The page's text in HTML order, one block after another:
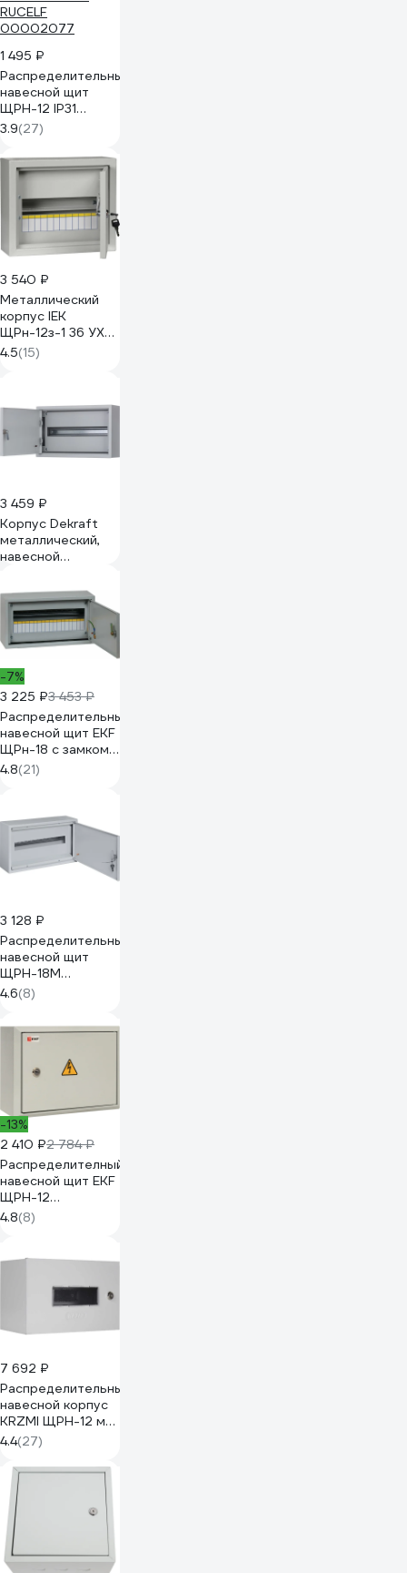
1 495 ₽
Распределительный
навесной щит
ЩРН-12 IP31
220х300х120
RUCELF
00002077
3.9(27)
3 540 ₽
Металлический
корпус IEK
ЩРн-12з-1 36 УХЛ3
IP31 ИЭК MKM14-
N-12-31-Z
4.5(15)
3 459 ₽
Корпус Dekraft
металлический,
навесной
мод. IP31 ЩРН-18М
30213DEK
-7%
3 225 ₽3 453 ₽
Распределительный
навесной щит EKF
ЩРн-18 с замком
IP31 1х18 mb21-18m
4.8(21)
3 128 ₽
Распределительный
навесной щит
ЩРН-18М
265х440х120 TDM
ELECTRIC
SQ0905-0013
4.6(8)
-13%
2 410 ₽2 784 ₽
Распределителный
навесной щит EKF
ЩРН-12
220х300х120 мм
IP31 PROxima
4.8(8)
7 692 ₽
Распределительный
навесной корпус
KRZMI ЩРН-12 м
окно IP31
4651117990928
4.4(27)